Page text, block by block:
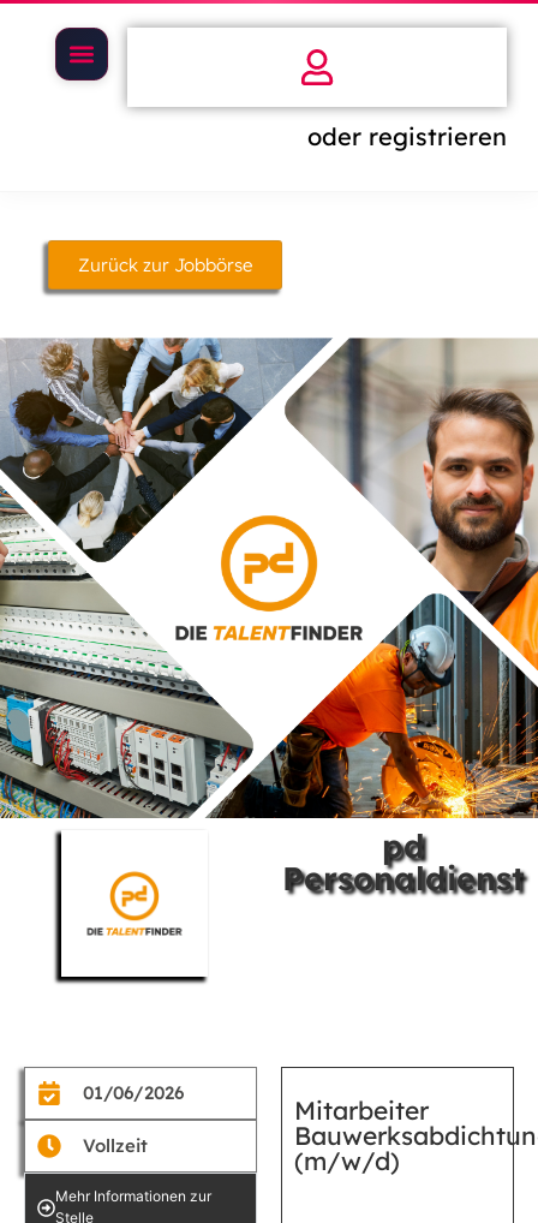
oder registrieren
Zurück zur Jobbörse
pd
Personaldienst
01/06/2026
Vollzeit
Mehr Informationen zur
Stelle
Mitarbeiter
(m/w/d)